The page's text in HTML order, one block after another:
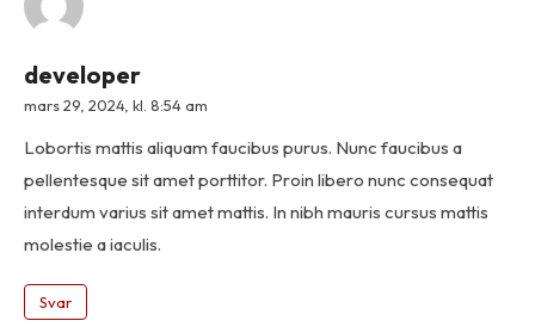
developer
mars 29, 2024, kl. 8:54 am
Lobortis mattis aliquam faucibus purus. Nunc faucibus a
pellentesque sit amet porttitor. Proin libero nunc consequat
interdum varius sit amet mattis. In nibh mauris cursus mattis
molestie a iaculis.
Svar